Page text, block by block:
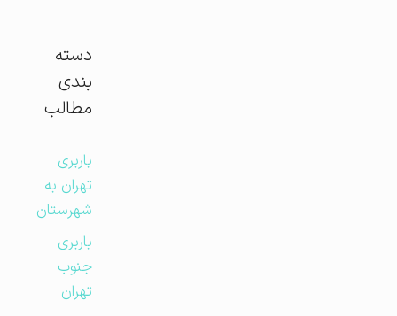
دسته
بندی
مطالب
باربری
تهران به
شهرستان
باربری
جنوب
تهران